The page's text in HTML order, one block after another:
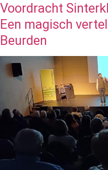
Voordracht
Een magisch
Beurden